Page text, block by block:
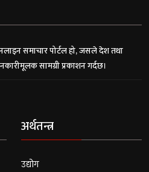
समाचार पोर्टल हो, जसले देश तथा
सामग्री प्रकाशन गर्दछ।
अर्थतन्त्र
उद्योग